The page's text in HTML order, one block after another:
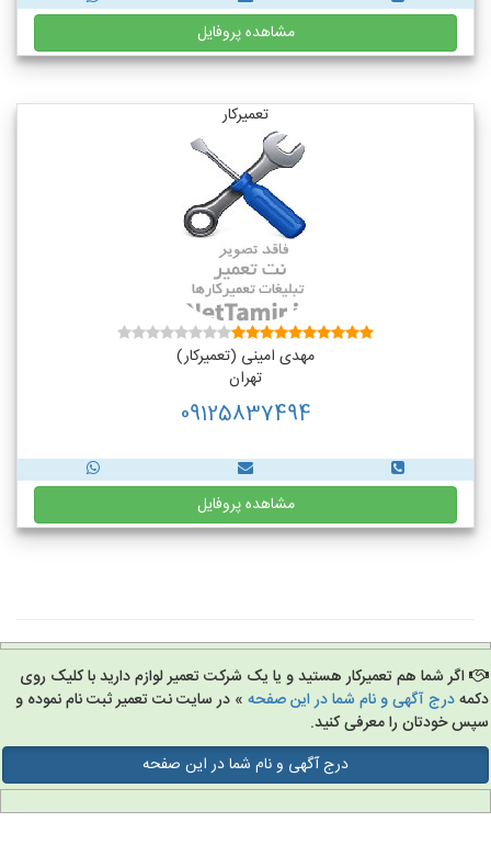
مشاهده پروفایل
تعمیرکار
مهدی امینی (تعمیرکار)
تهران
09125837494
مشاهده پروفایل
اگر شما هم تعمیرکار هستید و یا یک شرکت تعمیر لوازم دارید با کلیک روی
درج آگهی و نام شما در این صفحه» در سایت نت تعمیر ثبت نام نموده و
خودتان را معرفی کنید.
درج آگهی و نام شما در این صفحه